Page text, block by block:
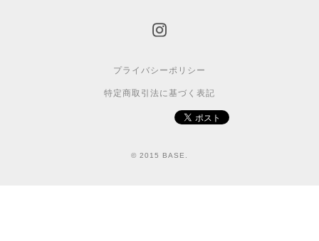
プライバシーポリシー
特定商取引法に基づく表記
© 2015 BASE.